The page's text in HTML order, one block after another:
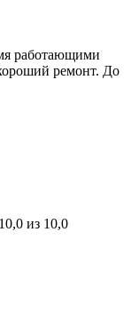
работающими
ремонт. До
10,0 из 10,0